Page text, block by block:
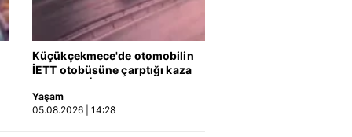
ve sitemizde ilgili
Küçükçekmece'de otomobilin
İETT otobüsüne çarptığı kaza
Yaşam
05.08.2026 | 14:28